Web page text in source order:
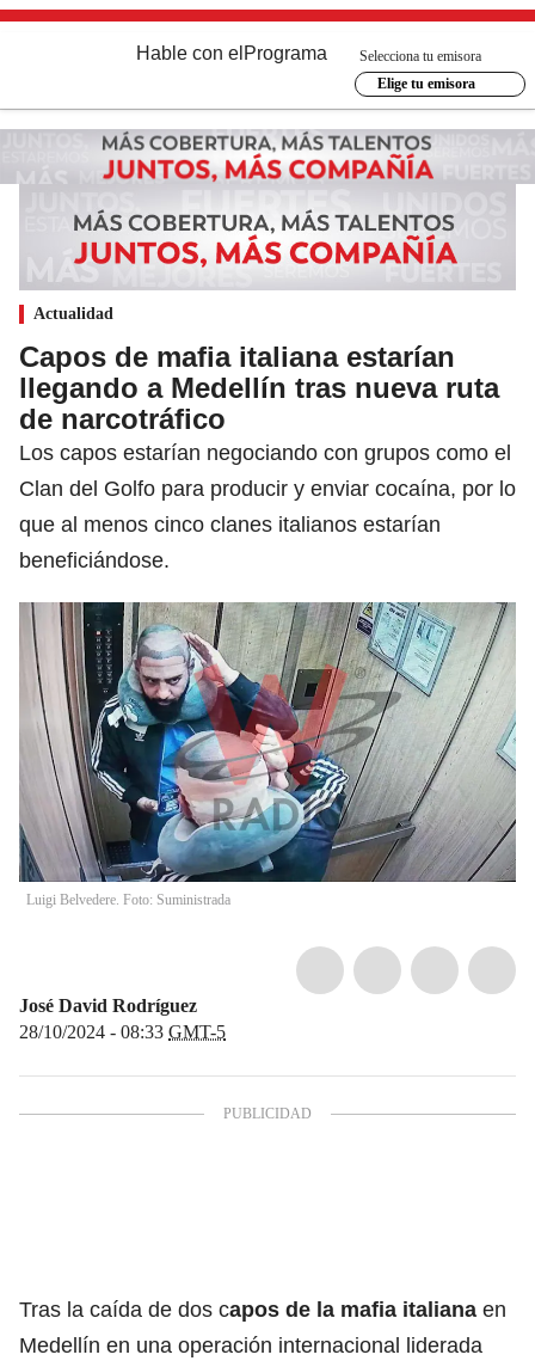
Hable con el Programa
Selecciona tu emisora
Elige tu emisora
Actualidad
Capos de mafia italiana estarían
llegando a Medellín tras nueva ruta
de narcotráfico
Los capos estarían negociando con grupos como el
Clan del Golfo para producir y enviar cocaína, por lo
que al menos cinco clanes italianos estarían
beneficiándose.
Luigi Belvedere. Foto: Suministrada
José David Rodríguez
28/10/2024 - 08:33 GMT-5
Tras la caída de dos capos de la mafia italiana en
Medellín en una operación internacional liderada